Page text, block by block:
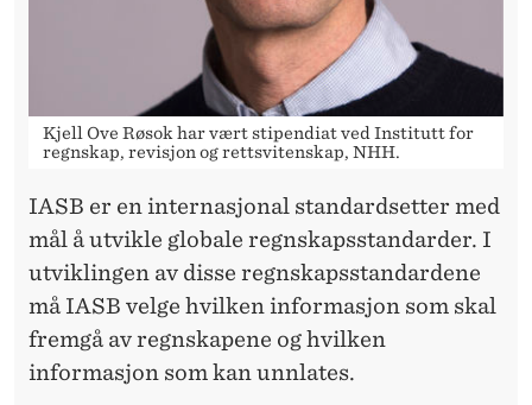
Kjell Ove Røsok har vært stipendiat ved Institutt for
regnskap, revisjon og rettsvitenskap, NHH.
IASB er en internasjonal standardsetter med
mål å utvikle globale regnskapsstandarder. I
utviklingen av disse regnskapsstandardene
må IASB velge hvilken informasjon som skal
fremgå av regnskapene og hvilken
informasjon som kan unnlates.